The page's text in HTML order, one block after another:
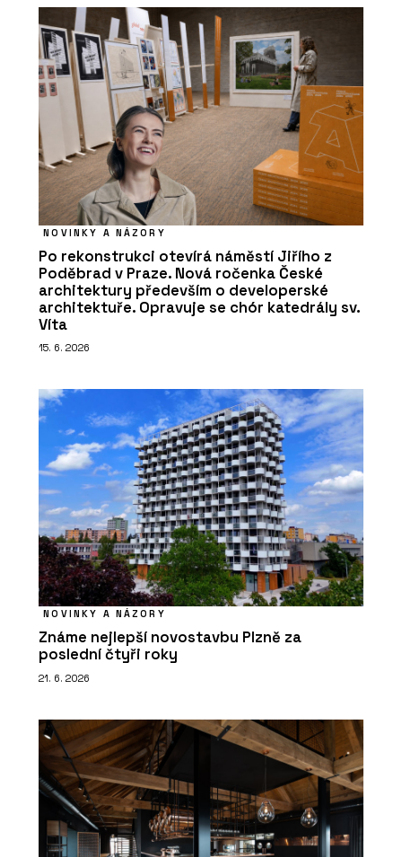
NOVINKY A NÁZORY
Po rekonstrukci otevírá náměstí Jiřího z
Poděbrad v Praze. Nová ročenka České
architektury především o developerské
architektuře. Opravuje se chór katedrály sv.
Víta
15. 6. 2026
NOVINKY A NÁZORY
Známe nejlepší novostavbu Plzně za
poslední čtyři roky
21. 6. 2026